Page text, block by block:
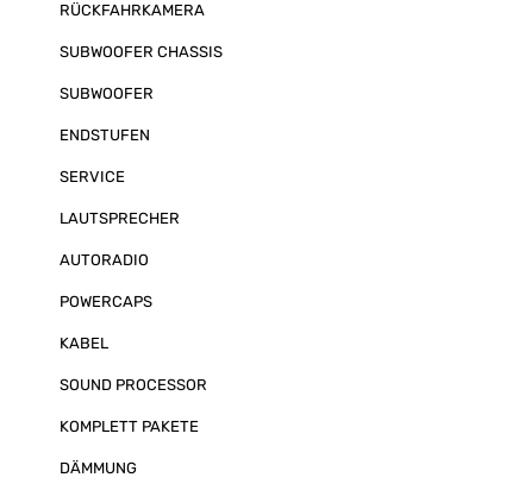
RÜCKFAHRKAMERA
SUBWOOFER CHASSIS
SUBWOOFER
ENDSTUFEN
SERVICE
LAUTSPRECHER
AUTORADIO
POWERCAPS
KABEL
SOUND PROCESSOR
KOMPLETT PAKETE
DÄMMUNG